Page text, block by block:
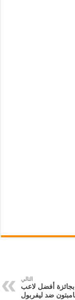
التالي
أفضل لاعب
ضد ليفربول